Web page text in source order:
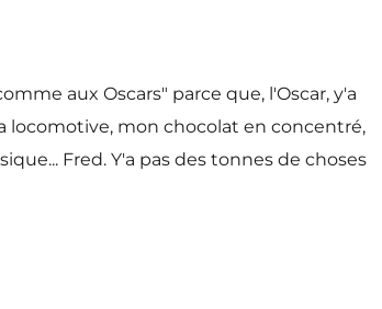
aux Oscars" parce que, l'Oscar, y'a
locomotive, mon chocolat en concentré,
Fred. Y'a pas des tonnes de choses